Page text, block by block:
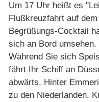
Um 17 Uhr heißt es
Flußkreuzfahrt auf
Begrüßungs-Cocktail
sich an Bord umsehen.
Während Sie sich
fährt Ihr Schiff an
abwärts. Hinter
zu den Niederlanden.